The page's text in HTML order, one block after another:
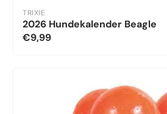
TRIXIE
2026 Hundekalender Beagle
€9,99